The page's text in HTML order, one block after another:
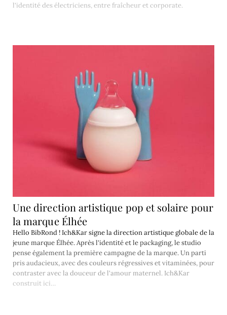
l'identité des électriciens, entre fraîcheur et corporate.
Une direction artistique pop et solaire pour
la marque Élhée
Hello BibRond ! Ich&Kar signe la direction artistique globale de la
jeune marque Élhée. Après l'identité et le packaging, le studio
pense également la première campagne de la marque. Un parti
pris audacieux, avec des couleurs régressives et vitaminées, pour
contraster avec la douceur de l'amour maternel. Ich&Kar
construit ici…